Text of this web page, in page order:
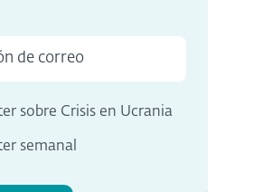
sobre Crisis en Ucrania
semanal